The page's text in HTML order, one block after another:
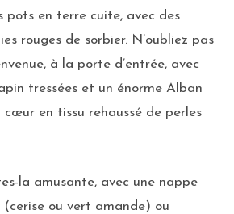
pots en terre cuite, avec des
rouges de sorbier. N’oubliez pas
à la porte d’entrée, avec
tressées et un énorme Alban
en tissu rehaussé de perles
la amusante, avec une nappe
(cerise ou vert amande) ou